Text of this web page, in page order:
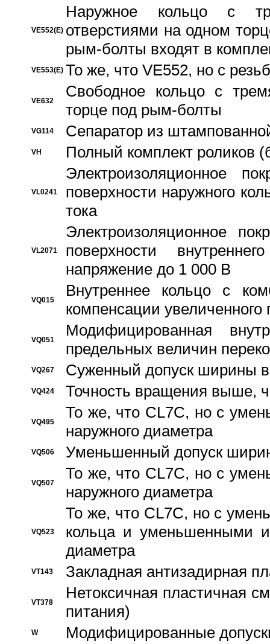
VE552(E)
Наружное кольцо с
отверстиями на одном
рым-болты входят в
VE553(E) То же, что VE552, но с
VE632
Свободное кольцо с
торце под рым-болты
VG114 Сепаратор из
VH Полный комплект роликов
VL0241
Электроизоляционное
поверхности наружного
тока
VL2071
Электроизоляционное
поверхности
напряжение до 1 000 В
VQ015
Bнутреннее кольцо с
компенсации увеличенного
VQ051
Модифицированная
предельных величин
VQ267 Суженный допуск ширины
VQ424 Точность вращения выше,
VQ495
То же, что CL7C, но с
наружного диаметра
VQ506 Уменьшенный допуск
VQ507
То же, что CL7C, но с
наружного диаметра
VQ523
То же, что CL7C, но с
кольца и уменьшенными
диаметра
VT143 Закладная антизадирная
VT378
Нетоксичная пластичная
питания)
W
Модифицированные